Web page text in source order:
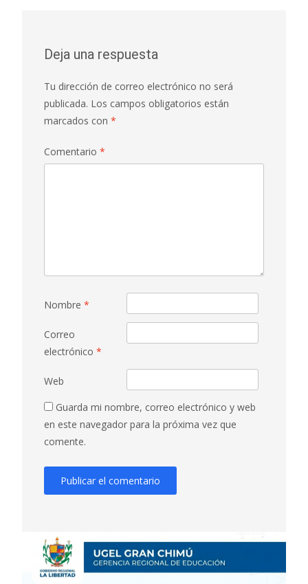
Deja una respuesta
Tu dirección de correo electrónico no será
publicada. Los campos obligatorios están
marcados con *
Comentario *
Nombre *
Correo
electrónico *
Web
Guarda mi nombre, correo electrónico y web
en este navegador para la próxima vez que
comente.